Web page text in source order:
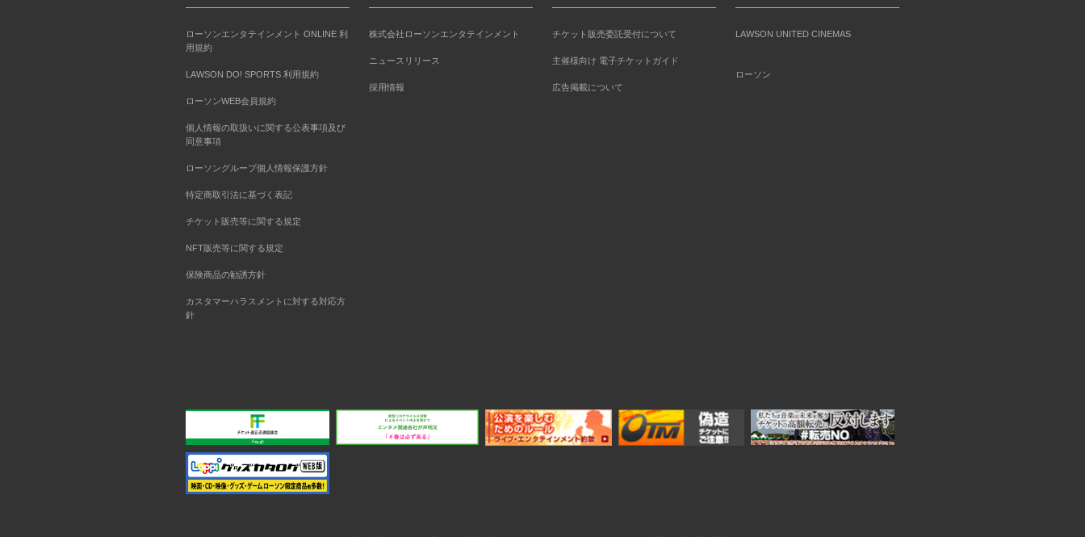
ローソンエンタテインメント ONLINE 利
用規約
LAWSON DO! SPORTS 利用規約
ローソンWEB会員規約
個人情報の取扱いに関する公表事項及び
同意事項
ローソングループ個人情報保護方針
特定商取引法に基づく表記
チケット販売等に関する規定
NFT販売等に関する規定
保険商品の勧誘方針
カスタマーハラスメントに対する対応方
針
株式会社ローソンエンタテインメント
ニュースリリース
採用情報
チケット販売委託受付について
主催様向け 電子チケットガイド
広告掲載について
LAWSON UNITED CINEMAS
ローソン